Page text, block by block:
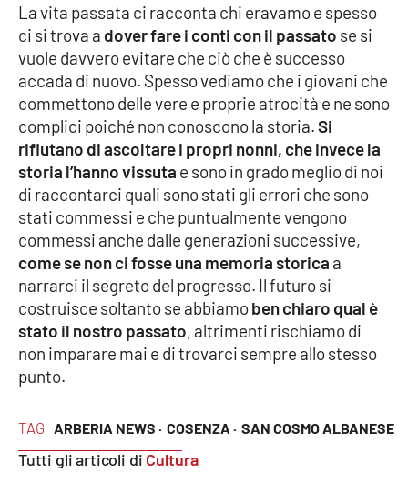
Leggendo Alvaro insieme
Imprese Di Calabria
Le perfidie di Antonella Grippo
Venti di comunicazione
STREAMING
LaC TV
LaC Network
LaC OnAir
EDIZIONI
LOCALI
Catanzaro
TAG ARBERIA NEWS · COSENZA · SAN COSMO ALBANESE
Tutti gli articoli di Cultura
La vita passata ci racconta chi eravamo e spesso
ci si trova a dover fare i conti con il passato se si
vuole davvero evitare che ciò che è successo
accada di nuovo. Spesso vediamo che i giovani che
commettono delle vere e proprie atrocità e ne sono
complici poiché non conoscono la storia.Si
rifiutano di ascoltare i propri nonni, che invece la
storia l’hanno vissuta e sono in grado meglio di noi
di raccontarci quali sono stati gli errori che sono
stati commessi e che puntualmente vengono
commessi anche dalle generazioni successive,
come se non ci fosse una memoria storica a
narrarci il segreto del progresso. Il futuro si
costruisce soltanto se abbiamoben chiaro qual è
stato il nostro passato, altrimenti rischiamo di
non imparare mai e di trovarci sempre allo stesso
punto.